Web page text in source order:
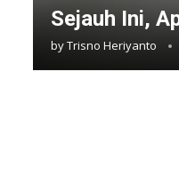
Sejauh Ini,
byTrisno Heriyanto